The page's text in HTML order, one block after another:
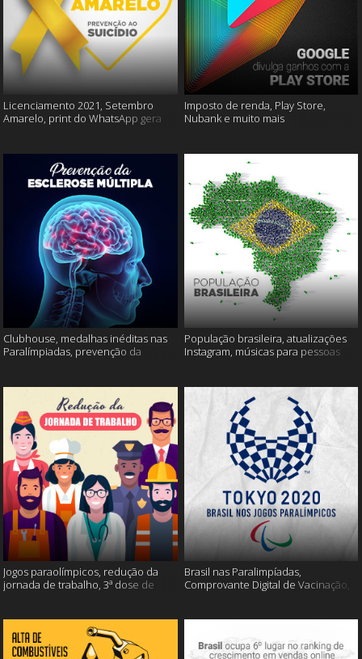
Licenciamento 2021, Setembro
Amarelo, print do WhatsApp gera
Imposto de renda, Play Store,
Nubank e muito mais
Clubhouse, medalhas inéditas nas
Paralímpiadas, prevenção da
População brasileira, atualizações
Instagram, músicas para pessoas
Jogos paraolímpicos, redução da
jornada de trabalho, 3ª dose de
Brasil nas Paralimpíadas,
Comprovante Digital de Vacinação,